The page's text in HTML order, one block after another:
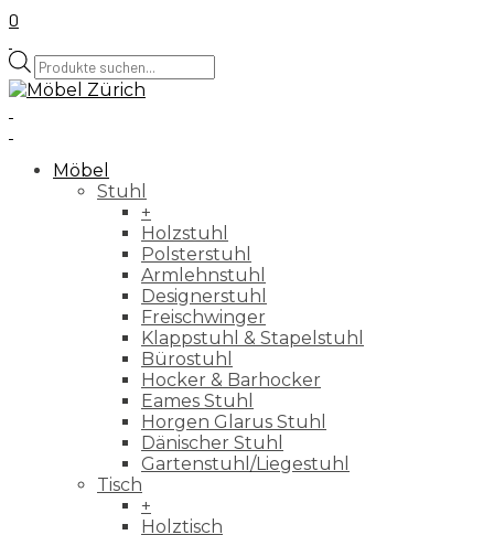
0
Products
search
Möbel
Stuhl
+
Holzstuhl
Polsterstuhl
Armlehnstuhl
Designerstuhl
Freischwinger
Klappstuhl & Stapelstuhl
Bürostuhl
Hocker & Barhocker
Eames Stuhl
Horgen Glarus Stuhl
Dänischer Stuhl
Gartenstuhl/Liegestuhl
Tisch
+
Holztisch